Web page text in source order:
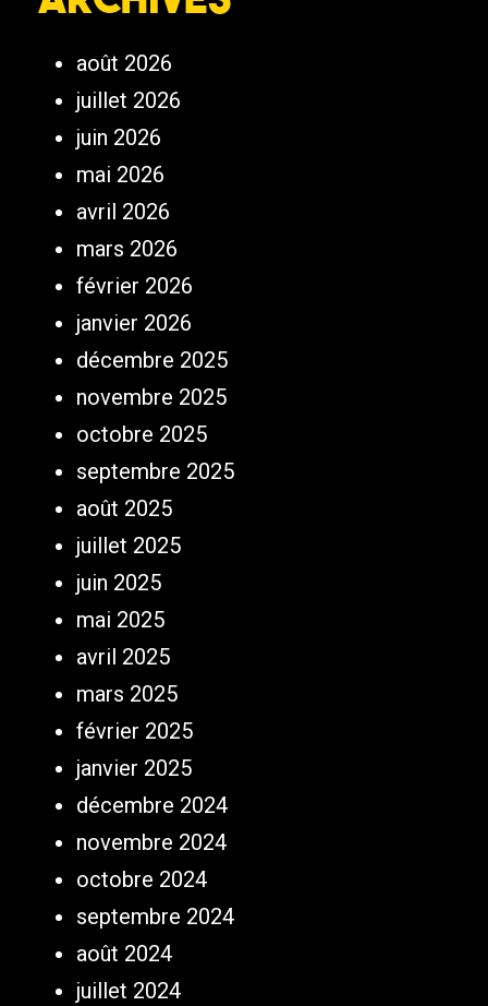
août 2026
juillet 2026
juin 2026
mai 2026
avril 2026
mars 2026
février 2026
janvier 2026
décembre 2025
novembre 2025
octobre 2025
septembre 2025
août 2025
juillet 2025
juin 2025
mai 2025
avril 2025
mars 2025
février 2025
janvier 2025
décembre 2024
novembre 2024
octobre 2024
septembre 2024
août 2024
juillet 2024